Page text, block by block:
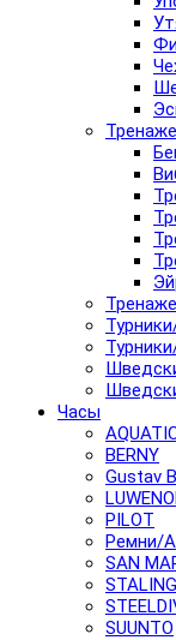
Часы
BERNY
Gustav
PILOT
Pемни/
SAN
SUUNTO